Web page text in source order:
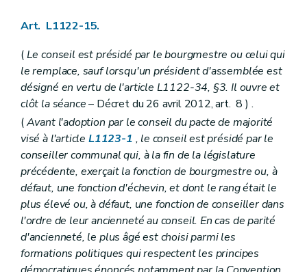
Section 4
Art. L2212-52
Art. L2212-53
Art. L2212-54
Art. L2212-55
Section 5 Le greffier et le receveur
Sous-section première
Le greffier
Art. L2212-56
Art. L2212-57
Art. L2212-58
Art. L2212-59
Art. L2212-60
Art. L2212-61
Sous-section 2 Le receveur
Art. L2212-62
Art. L2212-63
Art. L2212-64
Art. L2212-65
Art. L2212-66
Art. L1122-15.
(Le conseil est présidé par le bourgmestre ou celui qui
le remplace, sauf lorsqu'un président d'assemblée est
désigné en vertu de l'article L1122-34, §3. Il ouvre et
clôt la séance– Décret du 26 avril 2012, art. 8 ) .
(Avant l'adoption par le conseil du pacte de majorité
visé à l'article L1123-1 , le conseil est présidé par le
conseiller communal qui, à la fin de la législature
précédente, exerçait la fonction de bourgmestre ou, à
défaut, une fonction d'échevin, et dont le rang était le
plus élevé ou, à défaut, une fonction de conseiller dans
l'ordre de leur ancienneté au conseil. En cas de parité
d'ancienneté, le plus âgé est choisi parmi les
formations politiques qui respectent les principes